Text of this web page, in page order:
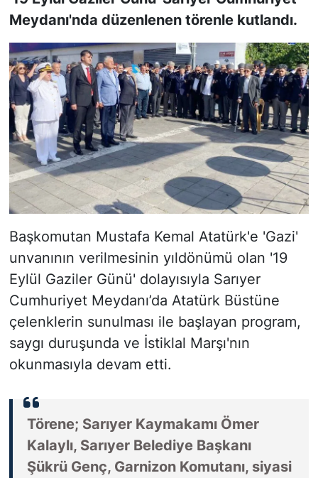
Meydanı'nda düzenlenen törenle kutlandı.
Başkomutan Mustafa Kemal Atatürk'e 'Gazi'
unvanının verilmesinin yıldönümü olan '19
Eylül Gaziler Günü' dolayısıyla Sarıyer
Cumhuriyet Meydanı’da Atatürk Büstüne
çelenklerin sunulması ile başlayan program,
saygı duruşunda ve İstiklal Marşı'nın
okunmasıyla devam etti.
Törene; Sarıyer Kaymakamı Ömer
Kalaylı, Sarıyer Belediye Başkanı
Şükrü Genç, Garnizon Komutanı, siyasi
SON DAKİKA HABERİ
SPOR
TEKNOLOJİ
TÜRKİYE VE DÜNYA GÜNDEMİ
VİDEO GALERİ